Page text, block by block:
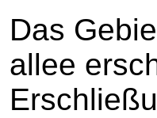
Das
allee